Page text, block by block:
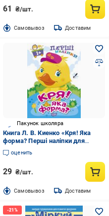
61 ₴/шт.
Cамовывоз Доставим
Пакунок школяра
Книга Л. В. Киенко «Кря! Яка
форма? Перші наліпки для
малюків» 978-966-939-859-8
оценить
29 ₴/шт.
Cамовывоз Доставим